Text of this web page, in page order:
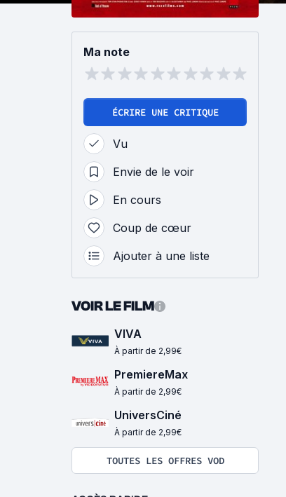
Ma note
ÉCRIRE UNE CRITIQUE
Vu
Envie de le voir
En cours
Coup de cœur
Ajouter à une liste
VOIR LE FILM
VIVA
À partir de 2,99€
PremiereMax
À partir de 2,99€
UniversCiné
À partir de 2,99€
TOUTES LES OFFRES VOD